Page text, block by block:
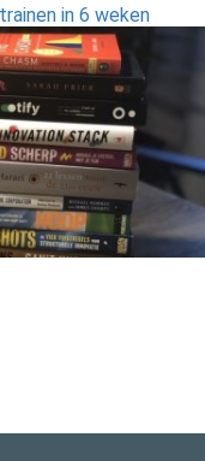
in 6 weken